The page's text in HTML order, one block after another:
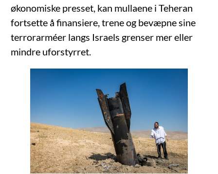
økonomiske presset, kan mullaene i Teheran
fortsette å finansiere, trene og bevæpne sine
terrorarméer langs Israels grenser mer eller
mindre uforstyrret.